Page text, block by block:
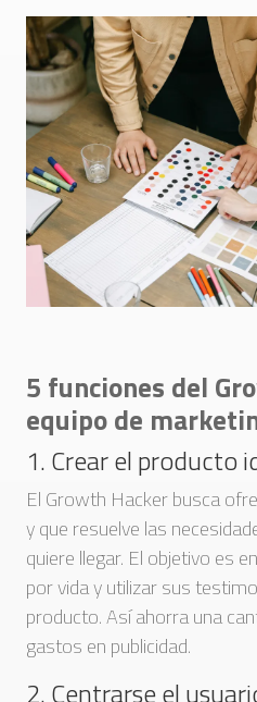
5 funciones del
equipo de
1. Crear el producto
El Growth Hacker busca
y que resuelve las
quiere llegar. El objetivo es
por vida y utilizar sus
producto. Así ahorra una
gastos en publicidad.
2. Centrarse el